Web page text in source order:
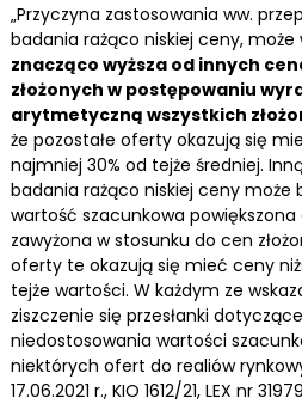
„Przyczyna zastosowania ww.
badania rażąco niskiej ceny, może
znacząco wyższa od innych
złożonych w postępowaniu
arytmetyczną wszystkich
że pozostałe oferty okazują się
najmniej 30% od tejże średniej.
badania rażąco niskiej ceny może
wartość szacunkowa powiększona
zawyżona w stosunku do cen
oferty te okazują się mieć ceny
tejże wartości. W każdym ze
ziszczenie się przesłanki
niedostosowania wartości
niektórych ofert do realiów
17.06.2021 r., KIO 1612/21, LEX nr